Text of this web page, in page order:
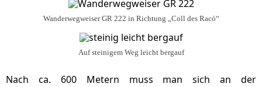
Wanderwegweiser GR 222 in Richtung „Coll des Racó“
Auf steinigem Weg leicht bergauf
Nach ca. 600 Metern muss man sich an der